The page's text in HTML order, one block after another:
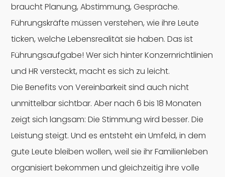
braucht Planung, Abstimmung, Gespräche.
Führungskräfte müssen verstehen, wie ihre Leute
ticken, welche Lebensrealität sie haben. Das ist
Führungsaufgabe! Wer sich hinter Konzernrichtlinien
und HR versteckt, macht es sich zu leicht.
Die Benefits von Vereinbarkeit sind auch nicht
unmittelbar sichtbar. Aber nach 6 bis 18 Monaten
zeigt sich langsam: Die Stimmung wird besser. Die
Leistung steigt. Und es entsteht ein Umfeld, in dem
gute Leute bleiben wollen, weil sie ihr Familienleben
organisiert bekommen und gleichzeitig ihre volle